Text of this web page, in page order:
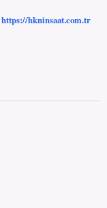
https://hkninsaat.com.tr